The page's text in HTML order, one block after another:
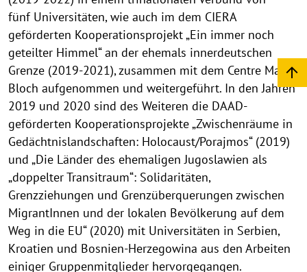
fünf Universitäten, wie auch im dem CIERA
geförderten Kooperationsprojekt „Ein immer noch
geteilter Himmel“ an der ehemals innerdeutschen
Grenze (2019-2021), zusammen mit dem Centre Marc
Bloch aufgenommen und weitergeführt. In den Jahren
2019 und 2020 sind des Weiteren die DAAD-
geförderten Kooperationsprojekte „Zwischenräume in
Gedächtnislandschaften: Holocaust/Porajmos“ (2019)
und „Die Länder des ehemaligen Jugoslawien als
„doppelter Transitraum“: Solidaritäten,
Grenzziehungen und Grenzüberquerungen zwischen
MigrantInnen und der lokalen Bevölkerung auf dem
Weg in die EU“ (2020) mit Universitäten in Serbien,
Kroatien und Bosnien-Herzegowina aus den Arbeiten
einiger Gruppenmitglieder hervorgegangen.